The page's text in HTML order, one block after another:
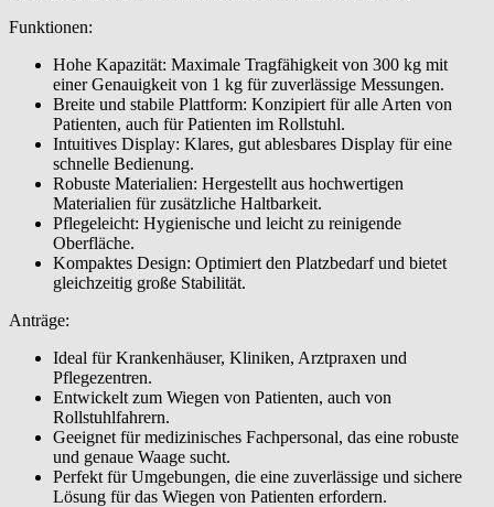
Funktionen:
Hohe Kapazität: Maximale Tragfähigkeit von 300 kg mit
einer Genauigkeit von 1 kg für zuverlässige Messungen.
Breite und stabile Plattform: Konzipiert für alle Arten von
Patienten, auch für Patienten im Rollstuhl.
Intuitives Display: Klares, gut ablesbares Display für eine
schnelle Bedienung.
Robuste Materialien: Hergestellt aus hochwertigen
Materialien für zusätzliche Haltbarkeit.
Pflegeleicht: Hygienische und leicht zu reinigende
Oberfläche.
Kompaktes Design: Optimiert den Platzbedarf und bietet
gleichzeitig große Stabilität.
Anträge:
Ideal für Krankenhäuser, Kliniken, Arztpraxen und
Pflegezentren.
Entwickelt zum Wiegen von Patienten, auch von
Rollstuhlfahrern.
Geeignet für medizinisches Fachpersonal, das eine robuste
und genaue Waage sucht.
Perfekt für Umgebungen, die eine zuverlässige und sichere
Lösung für das Wiegen von Patienten erfordern.